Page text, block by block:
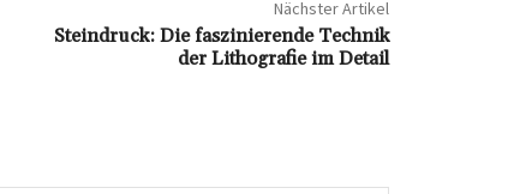
Nächster Artikel
Steindruck: Die faszinierende Technik
der Lithografie im Detail